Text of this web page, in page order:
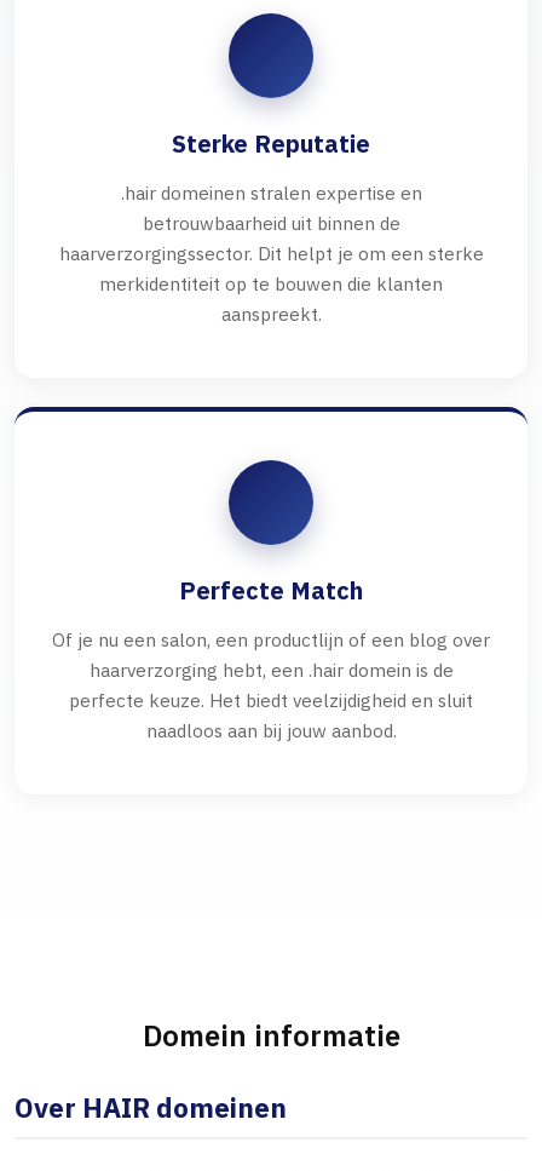
Sterke Reputatie
.hair domeinen stralen expertise en
betrouwbaarheid uit binnen de
haarverzorgingssector. Dit helpt je om een sterke
merkidentiteit op te bouwen die klanten
aanspreekt.
Perfecte Match
Of je nu een salon, een productlijn of een blog over
haarverzorging hebt, een .hair domein is de
perfecte keuze. Het biedt veelzijdigheid en sluit
naadloos aan bij jouw aanbod.
Domein informatie
Over HAIR domeinen